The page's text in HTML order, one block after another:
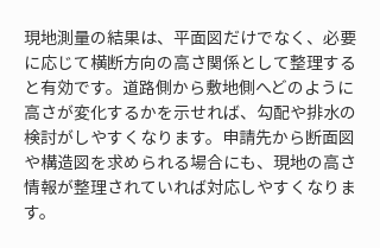
現地測量の結果は、平面図だけでなく、必要
に応じて横断方向の高さ関係として整理する
と有効です。道路側から敷地側へどのように
高さが変化するかを示せれば、勾配や排水の
検討がしやすくなります。申請先から断面図
や構造図を求められる場合にも、現地の高さ
情報が整理されていれば対応しやすくなりま
す。